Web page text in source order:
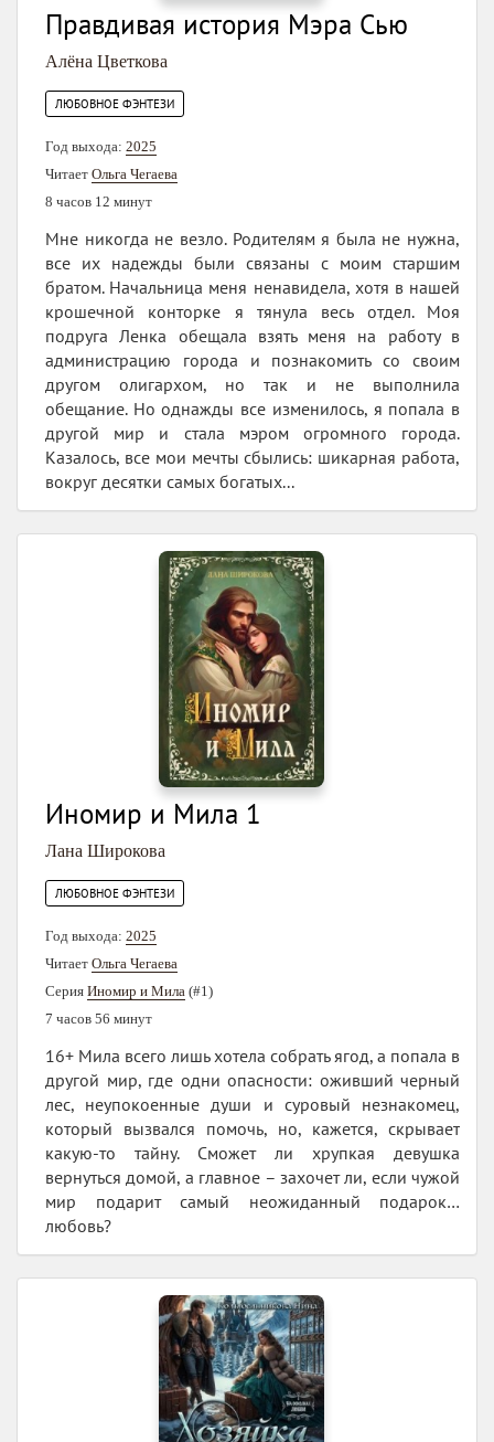
Правдивая история Мэра Сью
Алёна Цветкова
ЛЮБОВНОЕ ФЭНТЕЗИ
Год выхода: 2025
Читает Ольга Чегаева
8 часов 12 минут
Мне никогда не везло. Родителям я была не нужна,
все их надежды были связаны с моим старшим
братом. Начальница меня ненавидела, хотя в нашей
крошечной конторке я тянула весь отдел. Моя
подруга Ленка обещала взять меня на работу в
администрацию города и познакомить со своим
другом олигархом, но так и не выполнила
обещание. Но однажды все изменилось, я попала в
другой мир и стала мэром огромного города.
Казалось, все мои мечты сбылись: шикарная работа,
вокруг десятки самых богатых...
Иномир и Мила 1
Лана Широкова
ЛЮБОВНОЕ ФЭНТЕЗИ
Год выхода: 2025
Читает Ольга Чегаева
Серия Иномир и Мила (#1)
7 часов 56 минут
16+ Мила всего лишь хотела собрать ягод, а попала в
другой мир, где одни опасности: оживший черный
лес, неупокоенные души и суровый незнакомец,
который вызвался помочь, но, кажется, скрывает
какую-то тайну. Сможет ли хрупкая девушка
вернуться домой, а главное – захочет ли, если чужой
мир подарит самый неожиданный подарок…
любовь?